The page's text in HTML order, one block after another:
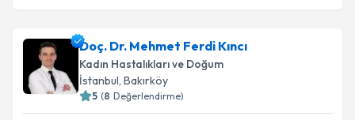
Doç. Dr. Mehmet Ferdi Kıncı
Kadın Hastalıkları ve Doğum
İstanbul, Bakırköy
5 (8 Değerlendirme)